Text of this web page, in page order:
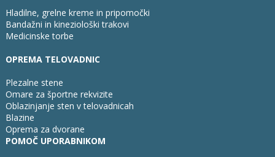
Hladilne, grelne kreme in pripomočki
Bandažni in kineziološki trakovi
Medicinske torbe
OPREMA TELOVADNIC
Plezalne stene
Omare za športne rekvizite
Oblazinjanje sten v telovadnicah
Blazine
Oprema za dvorane
POMOČ UPORABNIKOM